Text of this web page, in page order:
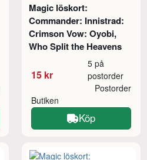
Magic löskort:
Commander: Innistrad:
Crimson Vow: Oyobi,
Who Split the Heavens
15 kr
5 på
postorder
Butiken
Postorder
Köp